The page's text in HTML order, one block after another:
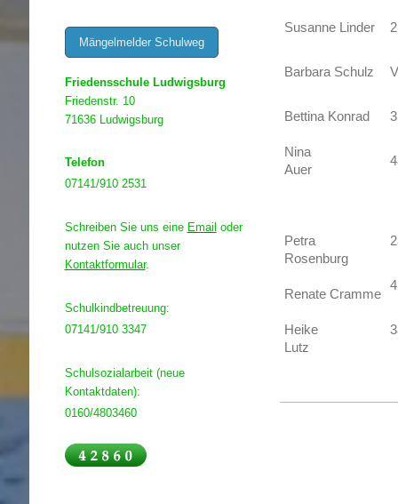
Susanne Linder
Barbara Schulz
Bettina Konrad
Nina
Auer
Petra
Rosenburg
Renate Cramme
Heike
Lutz
Mängelmelder Schulweg
Friedensschule Ludwigsburg
Friedenstr. 10
71636 Ludwigsburg
Telefon
07141/910 2531
Schreiben Sie uns eine Email oder
nutzen Sie auch unser
Kontaktformular.
Schulkindbetreuung:
07141/910 3347
Schulsozialarbeit (neue
Kontaktdaten):
0160/4803460